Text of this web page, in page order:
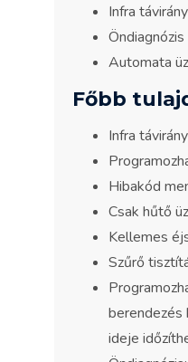
Infra
Öndiagnózis
Automata
Főbb
Infra
Hibakód
Csak hűtő
Kellemes
Szűrő
berendezés
ideje